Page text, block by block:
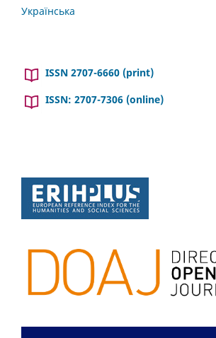
Українська
ISSN 2707-6660 (print)
ISSN: 2707-7306 (online)